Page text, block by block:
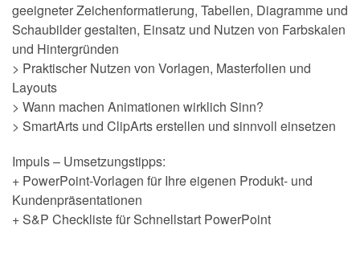
geeigneter Zeichenformatierung, Tabellen, Diagramme und
Schaubilder gestalten, Einsatz und Nutzen von Farbskalen
und Hintergründen
> Praktischer Nutzen von Vorlagen, Masterfolien und
Layouts
> Wann machen Animationen wirklich Sinn?
> SmartArts und ClipArts erstellen und sinnvoll einsetzen
Impuls – Umsetzungstipps:
+ PowerPoint-Vorlagen für Ihre eigenen Produkt- und
Kundenpräsentationen
+ S&P Checkliste für Schnellstart PowerPoint